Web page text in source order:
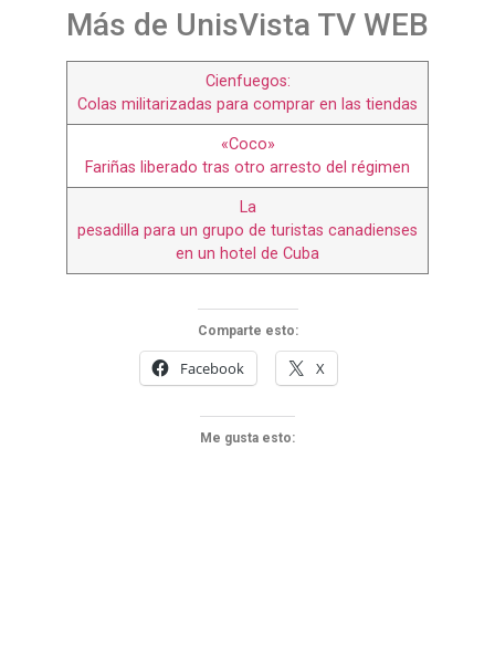
Más de UnisVista TV WEB
Cienfuegos:
Colas militarizadas para comprar en las tiendas
«Coco»
Fariñas liberado tras otro arresto del régimen
La
pesadilla para un grupo de turistas canadienses
en un hotel de Cuba
Comparte esto:
Facebook X
Me gusta esto: